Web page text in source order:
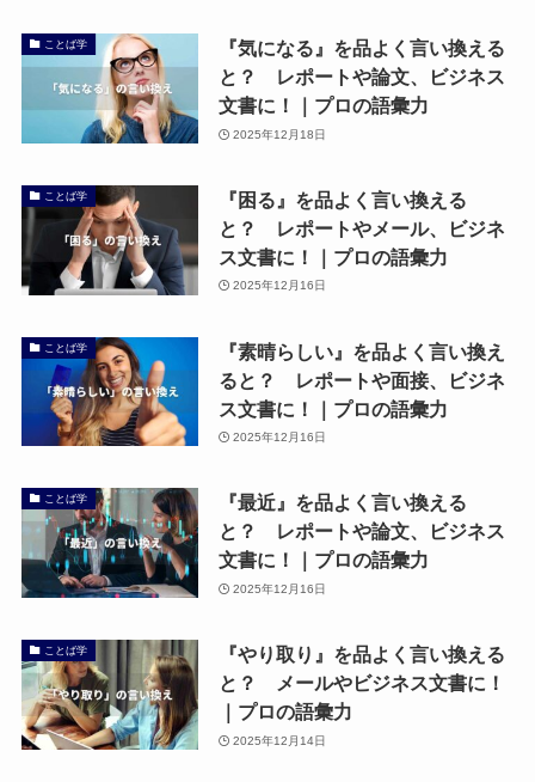
ことば学
『気になる』を品よく言い換える
と？ レポートや論文、ビジネス
文書に！｜プロの語彙力
2025年12月18日
ことば学
『困る』を品よく言い換える
と？ レポートやメール、ビジネ
ス文書に！｜プロの語彙力
2025年12月16日
ことば学
『素晴らしい』を品よく言い換え
ると？ レポートや面接、ビジネ
ス文書に！｜プロの語彙力
2025年12月16日
ことば学
『最近』を品よく言い換える
と？ レポートや論文、ビジネス
文書に！｜プロの語彙力
2025年12月16日
ことば学
『やり取り』を品よく言い換える
と？ メールやビジネス文書に！
｜プロの語彙力
2025年12月14日